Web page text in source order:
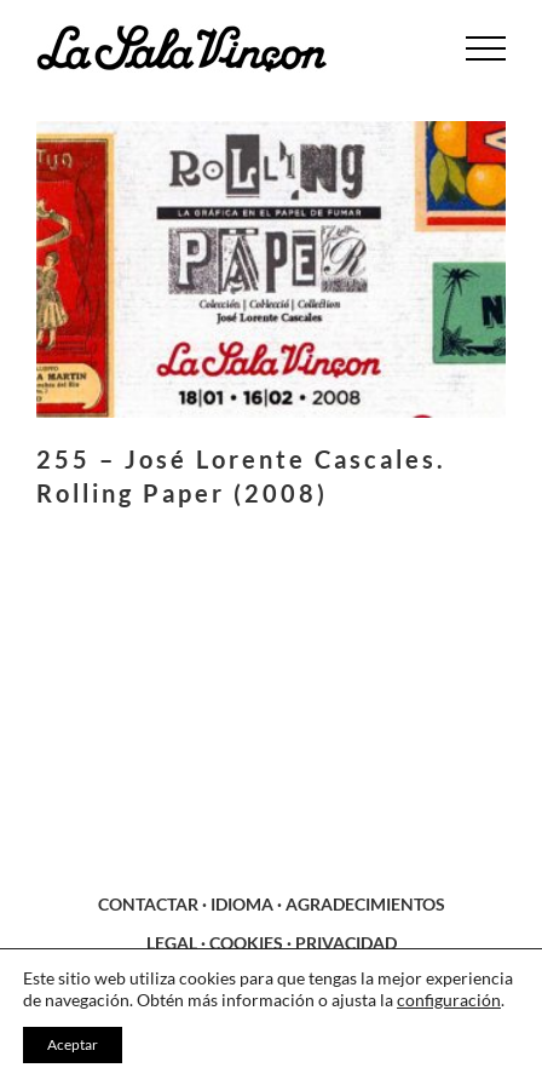
255 – José Lorente Cascales.
Rolling Paper (2008)
CONTACTAR · IDIOMA·AGRADECIMIENTOS
LEGAL·COOKIES · PRIVACIDAD
Este sitio web utiliza cookies para que tengas la mejor experiencia
de navegación. Obtén más información o ajusta laconfiguración.
Aceptar